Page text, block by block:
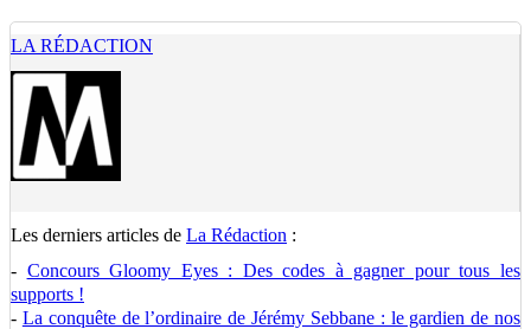
LA RÉDACTION
Les derniers articles de La Rédaction :
- Concours Gloomy Eyes : Des codes à gagner pour tous les
supports !
- La conquête de l’ordinaire de Jérémy Sebbane : le gardien de nos